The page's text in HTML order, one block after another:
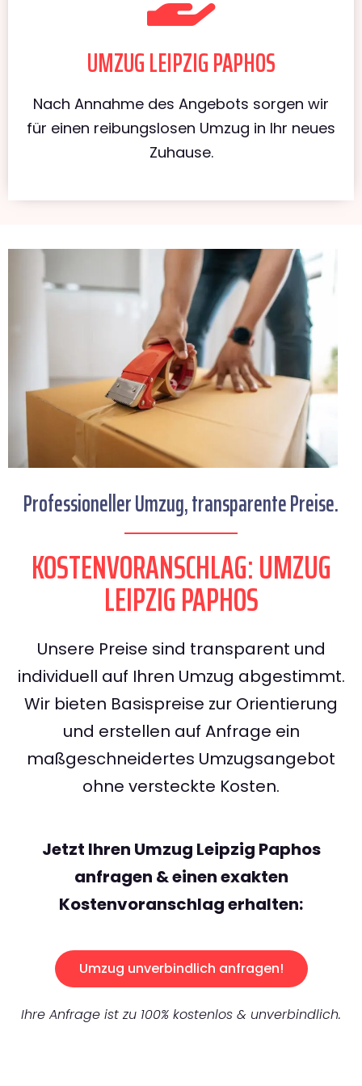
UMZUG LEIPZIG PAPHOS
Nach Annahme des Angebots sorgen wir
für einen reibungslosen Umzug in Ihr neues
Zuhause.
Professioneller Umzug, transparente Preise.
KOSTENVORANSCHLAG: UMZUG
LEIPZIG PAPHOS
Unsere Preise sind transparent und
individuell auf Ihren Umzug abgestimmt.
Wir bieten Basispreise zur Orientierung
und erstellen auf Anfrage ein
maßgeschneidertes Umzugsangebot
ohne versteckte Kosten.
Jetzt Ihren Umzug Leipzig Paphos
anfragen & einen exakten
Kostenvoranschlag erhalten:
Umzug unverbindlich anfragen!
Ihre Anfrage ist zu 100% kostenlos & unverbindlich.